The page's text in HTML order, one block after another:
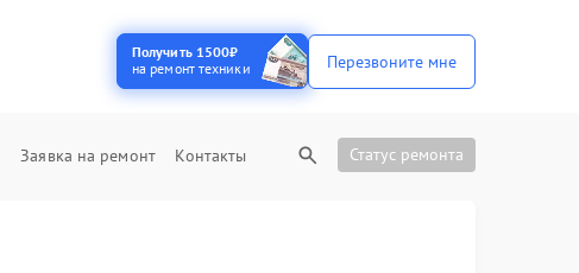
Получить 1500₽
на ремонт техники
Перезвоните мне
Заявка на ремонт Контакты Статус ремонта